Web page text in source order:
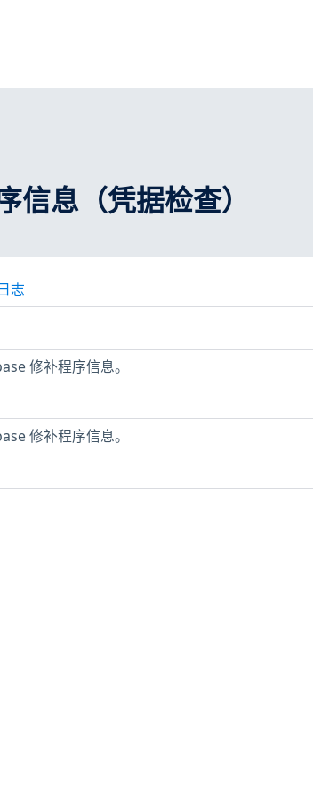
息（凭据检查）
志
修补程序信息。
修补程序信息。